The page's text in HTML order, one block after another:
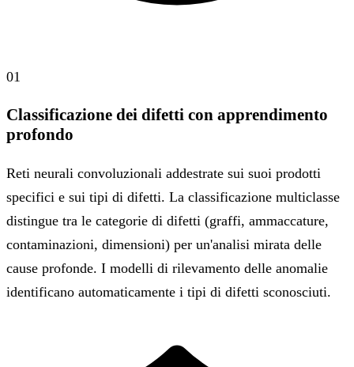
01
Classificazione dei difetti con apprendimento
profondo
Reti neurali convoluzionali addestrate sui suoi prodotti
specifici e sui tipi di difetti. La classificazione multiclasse
distingue tra le categorie di difetti (graffi, ammaccature,
contaminazioni, dimensioni) per un'analisi mirata delle
cause profonde. I modelli di rilevamento delle anomalie
identificano automaticamente i tipi di difetti sconosciuti.